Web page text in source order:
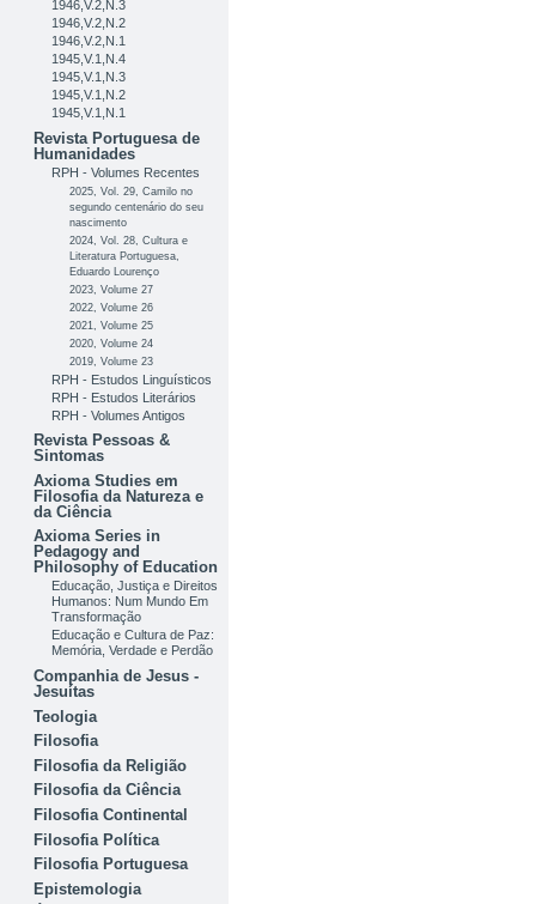
1946,V.2,N.3
1946,V.2,N.2
1946,V.2,N.1
1945,V.1,N.4
1945,V.1,N.3
1945,V.1,N.2
1945,V.1,N.1
Revista Portuguesa de
Humanidades
RPH - Volumes Recentes
2025, Vol. 29, Camilo no
segundo centenário do seu
nascimento
2024, Vol. 28, Cultura e
Literatura Portuguesa,
Eduardo Lourenço
2023, Volume 27
2022, Volume 26
2021, Volume 25
2020, Volume 24
2019, Volume 23
RPH - Estudos Linguísticos
RPH - Estudos Literários
RPH - Volumes Antigos
Revista Pessoas &
Sintomas
Axioma Studies em
Filosofia da Natureza e
da Ciência
Axioma Series in
Pedagogy and
Philosophy of Education
Educação, Justiça e Direitos
Humanos: Num Mundo Em
Transformação
Educação e Cultura de Paz:
Memória, Verdade e Perdão
Companhia de Jesus -
Jesuítas
Teologia
Filosofia
Filosofia da Religião
Filosofia da Ciência
Filosofia Continental
Filosofia Política
Filosofia Portuguesa
Epistemologia